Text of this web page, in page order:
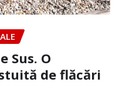
Sus. O
de flăcări